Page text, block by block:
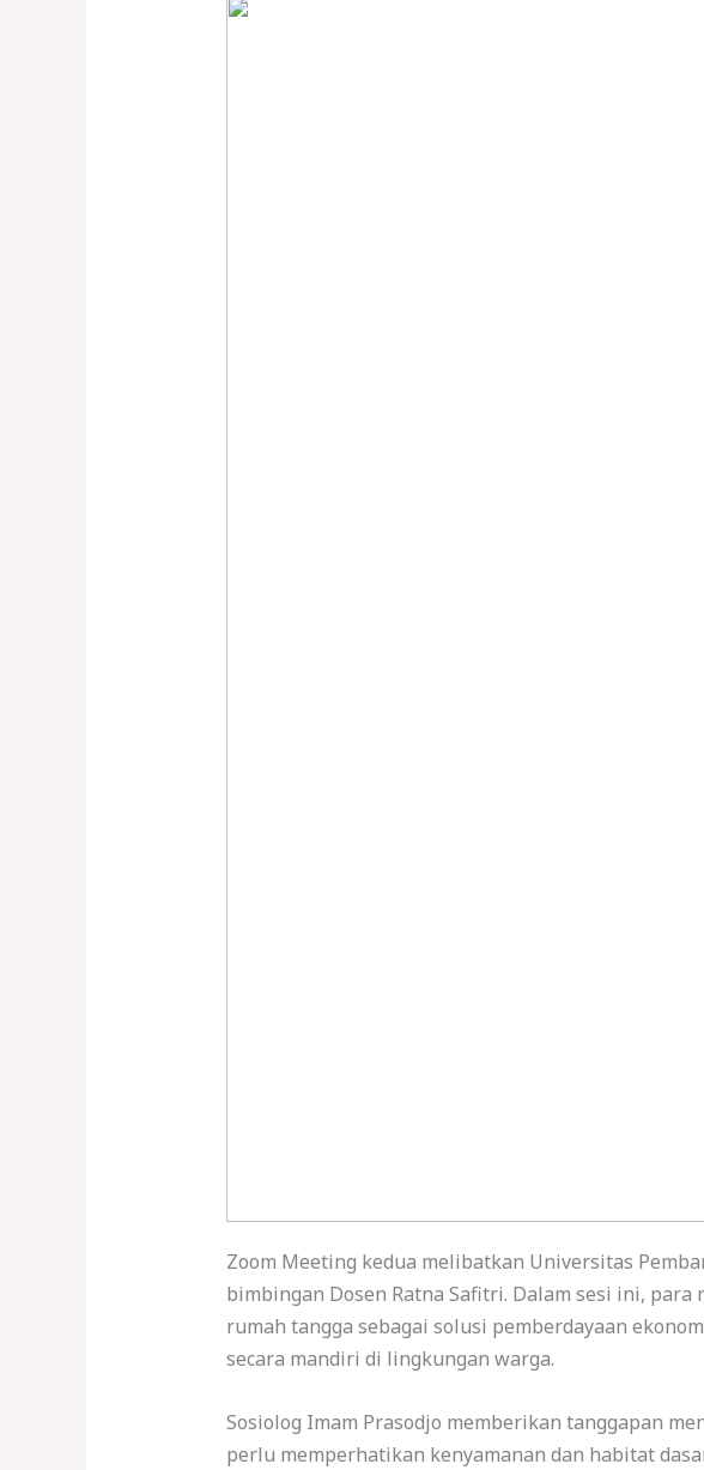
Zoom Meeting kedua melibatkan Universitas
bimbingan Dosen Ratna Safitri. Dalam sesi ini,
rumah tangga sebagai solusi pemberdayaan
secara mandiri di lingkungan warga.
Sosiolog Imam Prasodjo memberikan tanggapan
perlu memperhatikan kenyamanan dan habitat